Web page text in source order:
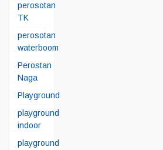
perosotan
TK
perosotan
waterboom
Perostan
Naga
Playground
playground
indoor
playground